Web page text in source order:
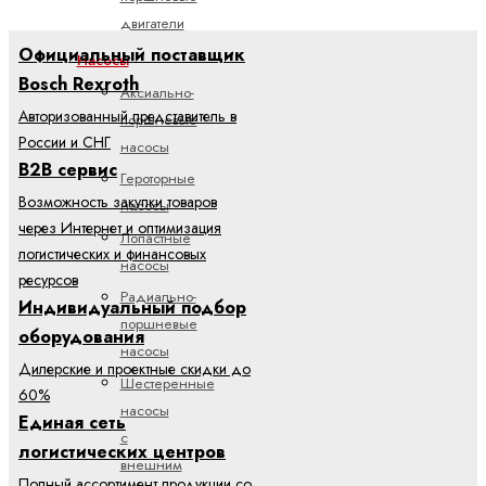
двигатели
Насосы
Аксиально-
поршневые
насосы
Героторные
насосы
Лопастные
насосы
Радиально-
поршневые
насосы
Шестеренные
насосы
с
внешним
Официальный поставщик
Bosch Rexroth
Авторизованный представитель в
России и СНГ
B2B сервис
Возможность закупки товаров
через Интернет и оптимизация
логистических и финансовых
ресурсов
Индивидуальный подбор
оборудования
Дилерские и проектные скидки до
60%
Единая сеть
логистических центров